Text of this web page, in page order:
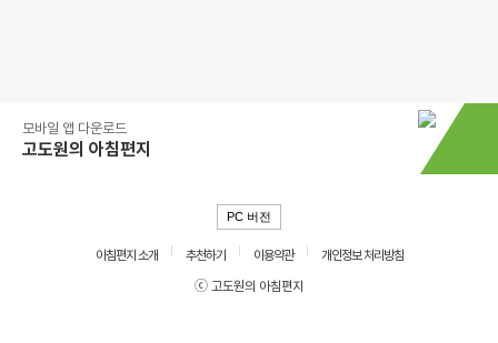
모바일 앱 다운로드
고도원의 아침편지
PC 버전
아침편지 소개 추천하기 이용약관
개인정보 처리방침
ⓒ 고도원의 아침편지